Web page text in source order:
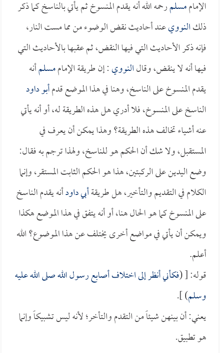
الإماممسلمرحمه الله أنه يقدم المنسوخ ثم يأتي بالناسخ كما ذكر
ذلكالنوويعند أحاديث نقض الوضوء من مما مست النار،
فإنه ذكر الأحاديث التي فيها النقض، ثم عقبها بالأحاديث التي
فيها أنه لا ينقض، وقالالنووي: إن طريقة الإماممسلمأنه
يقدم المنسوخ على الناسخ، وهنا في هذا الموضع قدمأبو داود
الناسخ على المنسوخ، فلا أدري هل هذه الطريقة له، أو أنه يأتي
عنه أشياء تخالف هذه الطريقة؟ وهذا يمكن أن يعرف في
المستقبل، ولا شك أن الحكم هو للناسخ، ولهذا ترجم به فقال:
وضع اليدين على الركبتين، هذا هو الحكم الثابت المستقر، وإنما
الكلام في التقديم والتأخير، هل طريقةأبي داودأنه يقدم الناسخ
على المنسوخ كما هو الحال هنا، أو أنه يتفق في هذا الموضع هكذا
ويمكن أن يأتي في مواضع أخرى يختلف عن هذا الموضوع؟ الله
أعلم.
قوله: [ (فكأني أنظر إلى اختلاف أصابع رسول الله صلى الله عليه
وسلم) ].
يعني: أن بينهن شيئاً من التقدم والتأخر؛ لأنه ليس تشبيكاً وإنما
هو تطبيق.